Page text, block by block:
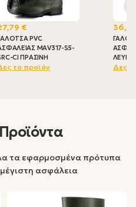
€
PVC
MAV317-S5-
CI ΠΡΑΣΙΝΗ
το προϊόν
ΛΕΥΚΗ
Δες
Προϊόντα
τα εφαρμοσμένα πρότυπα
ασφάλεια